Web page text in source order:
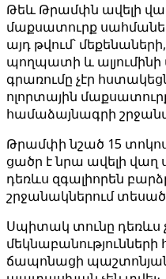
Թեև Թրամփն ավելի
մաքսատուրք
այդ թվում՝
պողպատի և
գրառումը չէր
ոլորտային
համաձայնագրի
Թրամփի նշած 15
ցածր է նրա ավելի վաղ
դեռևս զգալիորեն
շրջանակներում տեսած
Սպիտակ տունը դեռևս
մեկնաբանությունների
ճապոնացի